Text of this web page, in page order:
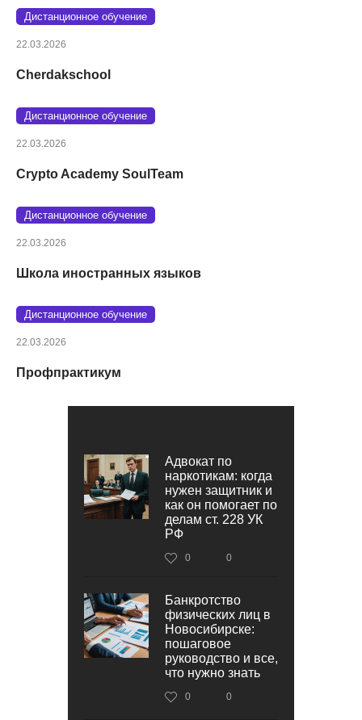
Дистанционное обучение
22.03.2026
Cherdakschool
Дистанционное обучение
22.03.2026
Crypto Academy SoulTeam
Дистанционное обучение
22.03.2026
Школа иностранных языков
Дистанционное обучение
22.03.2026
Профпрактикум
Адвокат по
наркотикам: когда
нужен защитник и
как он помогает по
делам ст. 228 УК
РФ
0 0
Банкротство
физических лиц в
Новосибирске:
пошаговое
руководство и все,
что нужно знать
0 0